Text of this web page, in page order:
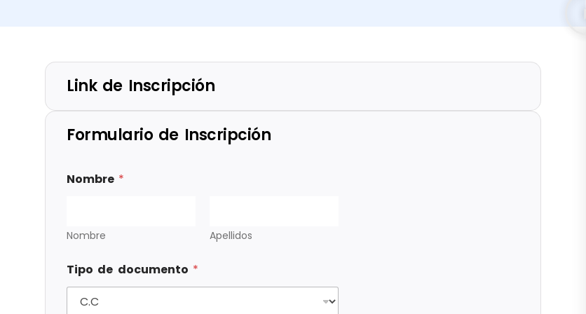
Link de Inscripción
Formulario de Inscripción
Nombre *
Nombre Apellidos
Tipo de documento *